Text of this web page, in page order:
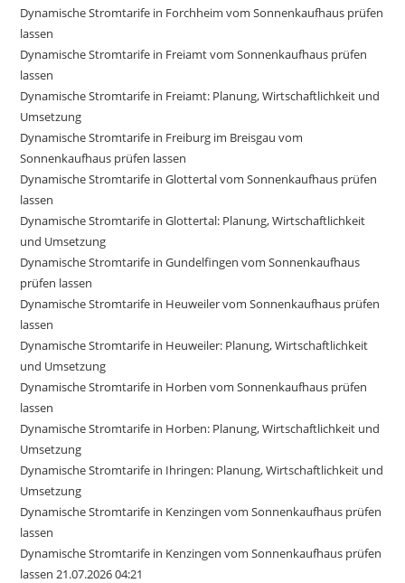
Dynamische Stromtarife in Forchheim vom Sonnenkaufhaus prüfen
lassen
Dynamische Stromtarife in Freiamt vom Sonnenkaufhaus prüfen
lassen
Dynamische Stromtarife in Freiamt: Planung, Wirtschaftlichkeit und
Umsetzung
Dynamische Stromtarife in Freiburg im Breisgau vom
Sonnenkaufhaus prüfen lassen
Dynamische Stromtarife in Glottertal vom Sonnenkaufhaus prüfen
lassen
Dynamische Stromtarife in Glottertal: Planung, Wirtschaftlichkeit
und Umsetzung
Dynamische Stromtarife in Gundelfingen vom Sonnenkaufhaus
prüfen lassen
Dynamische Stromtarife in Heuweiler vom Sonnenkaufhaus prüfen
lassen
Dynamische Stromtarife in Heuweiler: Planung, Wirtschaftlichkeit
und Umsetzung
Dynamische Stromtarife in Horben vom Sonnenkaufhaus prüfen
lassen
Dynamische Stromtarife in Horben: Planung, Wirtschaftlichkeit und
Umsetzung
Dynamische Stromtarife in Ihringen: Planung, Wirtschaftlichkeit und
Umsetzung
Dynamische Stromtarife in Kenzingen vom Sonnenkaufhaus prüfen
lassen
Dynamische Stromtarife in Kenzingen vom Sonnenkaufhaus prüfen
lassen 21.07.2026 04:21